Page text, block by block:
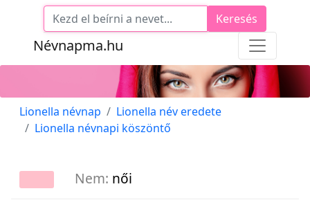
Névnapma.hu
Keresés
Lionella névnap
Lionella név eredete
Lionella névnapi köszöntő
Nem: női